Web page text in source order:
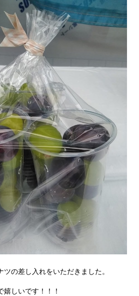
の差し入れをいただきました。
嬉しいです！！！